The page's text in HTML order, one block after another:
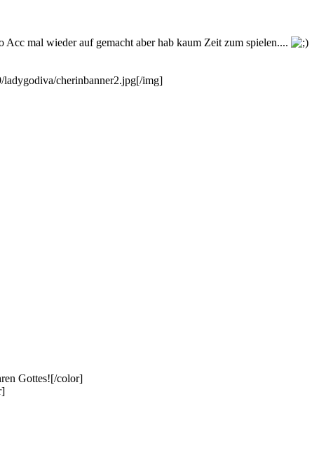
mal wieder auf gemacht aber hab kaum Zeit zum spielen....
ladygodiva/cherinbanner2.jpg[/img]
Gottes![/color]